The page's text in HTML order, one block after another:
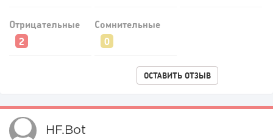
Прокат квадроциклов: инвестиции 2 млн рублей,
Отрицательные Сомнительные
ОСТАВИТЬ ОТЗЫВ
HF.bot